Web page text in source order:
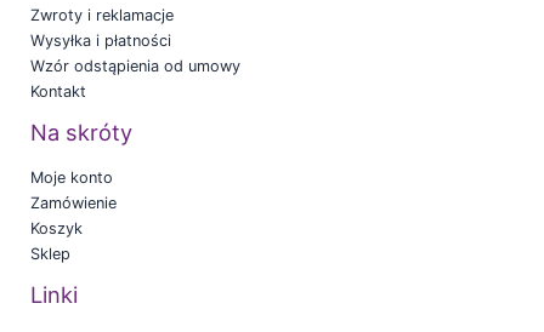
Zwroty i reklamacje
Wysyłka i płatności
Wzór odstąpienia od umowy
Kontakt
Na skróty
Moje konto
Zamówienie
Koszyk
Sklep
Linki